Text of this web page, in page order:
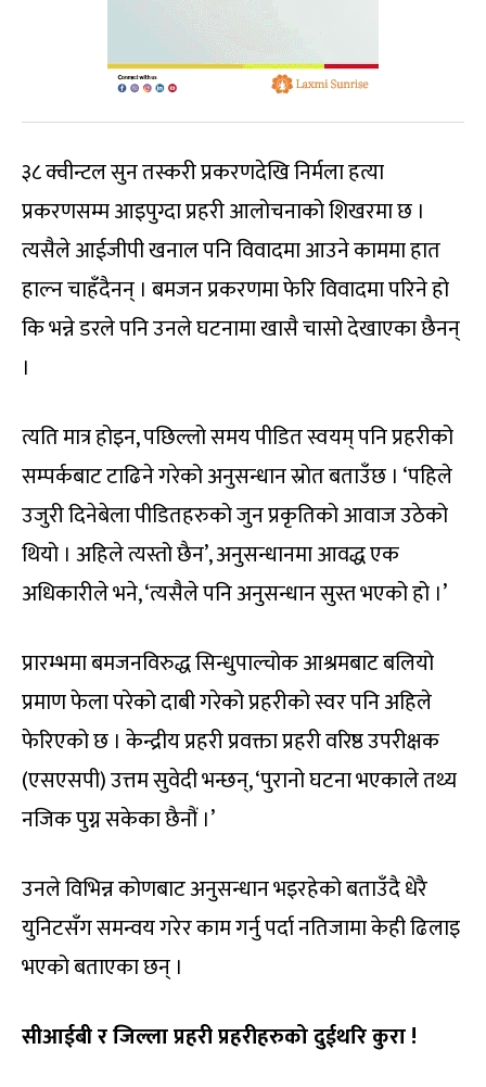
३८ क्वीन्टल सुन तस्करी प्रकरणदेखि निर्मला हत्या
प्रकरणसम्म आइपुग्दा प्रहरी आलोचनाको शिखरमा छ ।
त्यसैले आईजीपी खनाल पनि विवादमा आउने काममा हात
हाल्न चाहँदैनन् । बमजन प्रकरणमा फेरि विवादमा परिने हो
कि भन्ने डरले पनि उनले घटनामा खासै चासो देखाएका छैनन्
।
त्यति मात्र होइन, पछिल्लो समय पीडित स्वयम् पनि प्रहरीको
सम्पर्कबाट टाढिने गरेको अनुसन्धान स्रोत बताउँछ । ‘पहिले
उजुरी दिनेबेला पीडितहरुको जुन प्रकृतिको आवाज उठेको
थियो । अहिले त्यस्तो छैन’, अनुसन्धानमा आवद्ध एक
अधिकारीले भने, ‘त्यसैले पनि अनुसन्धान सुस्त भएको हो ।’
प्रारम्भमा बमजनविरुद्ध सिन्धुपाल्चोक आश्रमबाट बलियो
प्रमाण फेला परेको दाबी गरेको प्रहरीको स्वर पनि अहिले
फेरिएको छ । केन्द्रीय प्रहरी प्रवक्ता प्रहरी वरिष्ठ उपरीक्षक
(एसएसपी) उत्तम सुवेदी भन्छन्, ‘पुरानो घटना भएकाले तथ्य
नजिक पुग्न सकेका छैनौं ।’
उनले विभिन्न कोणबाट अनुसन्धान भइरहेको बताउँदै धेरै
युनिटसँग समन्वय गरेर काम गर्नु पर्दा नतिजामा केही ढिलाइ
भएको बताएका छन् ।
सीआईबी र जिल्ला प्रहरी प्रहरीहरुको दुईथरि कुरा !